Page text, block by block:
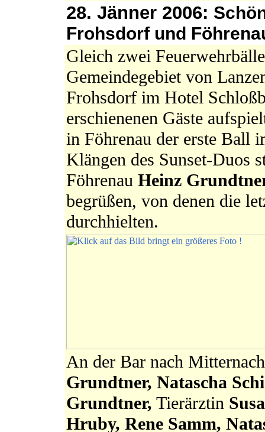
28. Jänner 2006:
Frohsdorf und
Gleich zwei
Gemeindegebiet von
Frohsdorf im Hotel
erschienenen Gäste
in Föhrenau der erste Ball
Klängen des Sunset-Duos
Föhrenau Heinz
begrüßen, von denen die
durchhielten.
An der Bar nach
Grundtner, Natascha
Grundtner, Tierärztin
Hruby, Rene Samm,